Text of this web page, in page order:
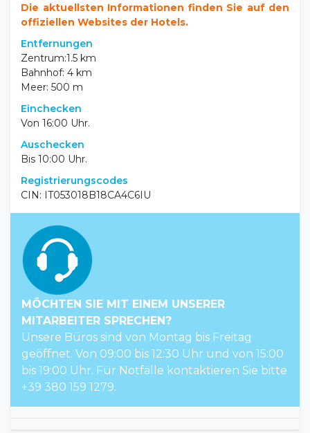
Die aktuellsten Informationen finden Sie auf den
offiziellen Websites der Hotels.
Entfernungen
Zentrum:1.5 km
Bahnhof: 4 km
Meer: 500 m
Einchecken
Von 16:00 Uhr.
Auschecken
Bis 10:00 Uhr.
Registrierungscodes
CIN: IT053018B18CA4C6IU
MÖCHTEN SIE MIT EINEM UNSERER
MITARBEITER SPRECHEN?
Unsere Büros sind von Montag bis Freitag
geöffnet. Von 09:00 bis 12:30 Uhr und von 15:00
bis 19:00 Uhr. Für Notfälle kontaktieren Sie bitte
+39 380 159 1279.